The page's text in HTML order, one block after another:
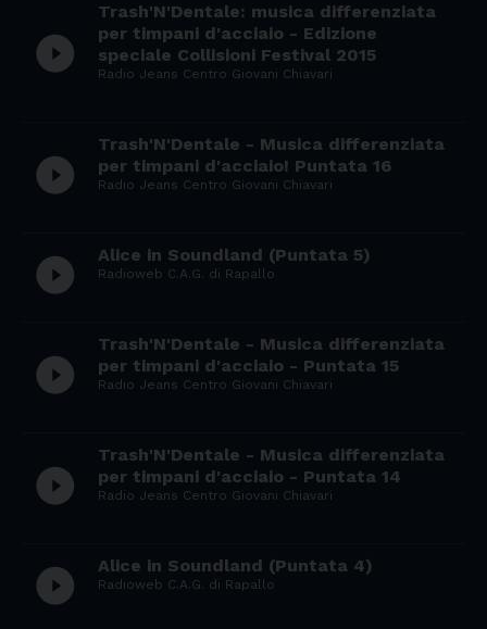
play_circle_filled
Trash'N'Dentale: musica differenziata
per timpani d'acciaio - Edizione
speciale Collisioni Festival 2015
Radio Jeans Centro Giovani Chiavari
play_circle_filled
Trash'N'Dentale - Musica differenziata
per timpani d'acciaio! Puntata 16
Radio Jeans Centro Giovani Chiavari
play_circle_filled Alice in Soundland (Puntata 5)
Radioweb C.A.G. di Rapallo
play_circle_filled
Trash'N'Dentale - Musica differenziata
per timpani d'acciaio - Puntata 15
Radio Jeans Centro Giovani Chiavari
play_circle_filled
Trash'N'Dentale - Musica differenziata
per timpani d'acciaio - Puntata 14
Radio Jeans Centro Giovani Chiavari
play_circle_filled Alice in Soundland (Puntata 4)
Radioweb C.A.G. di Rapallo